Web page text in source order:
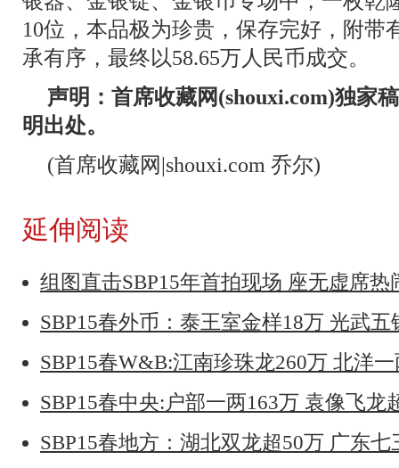
10位，本品极为珍贵，保存完好，附带
承有序，最终以58.65万人民币成交。
声明：首席收藏网(shouxi.com)独家
明出处。
(首席收藏网|shouxi.com 乔尔)
延伸阅读
组图直击SBP15年首拍现场 座无虚席
SBP15春外币：泰王室金样18万 光武
SBP15春W&B:江南珍珠龙260万 北洋
SBP15春中央:户部一两163万 袁像飞龙
SBP15春地方：湖北双龙超50万 广东